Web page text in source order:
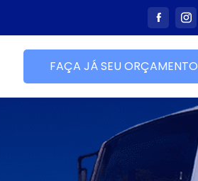
FAÇA JÁ SEU ORÇAMENTO